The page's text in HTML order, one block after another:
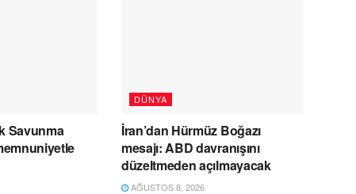
Savunma
DÜNYA
İran’dan Hürmüz Boğazı
mesajı: ABD davranışını
düzeltmeden açılmayacak
AĞUSTOS 8, 2026